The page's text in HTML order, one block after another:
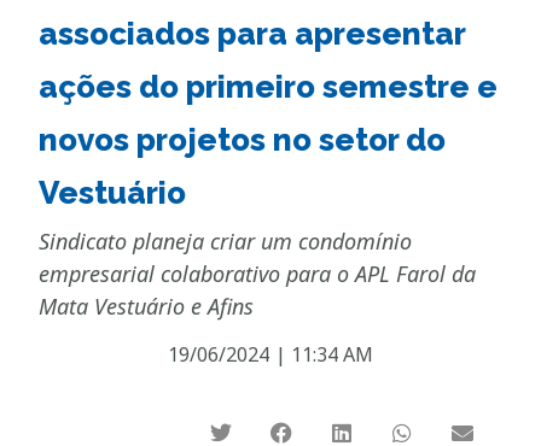
associados para apresentar
ações do primeiro semestre e
novos projetos no setor do
Vestuário
Sindicato planeja criar um condomínio
empresarial colaborativo para o APL Farol da
Mata Vestuário e Afins
19/06/2024 | 11:34 AM